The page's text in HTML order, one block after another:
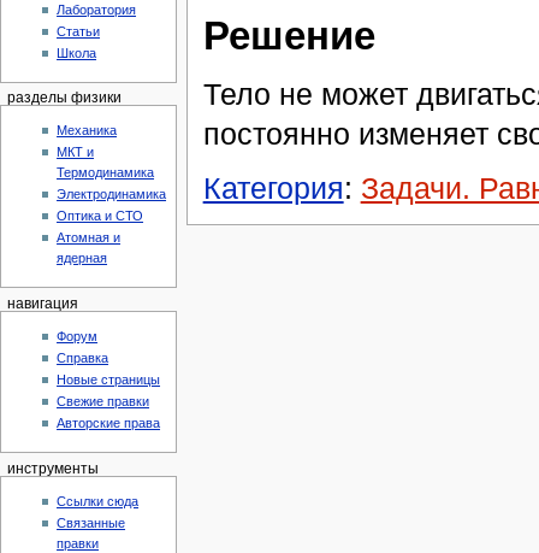
Решение
Тело не может
постоянно изменяет
Категория: Задачи.
Лаборатория
Статьи
Школа
разделы физики
Механика
МКТ и
Термодинамика
Электродинамика
Оптика и СТО
Атомная и
ядерная
навигация
Форум
Справка
Новые страницы
Свежие правки
Авторские права
инструменты
Ссылки сюда
Связанные
правки